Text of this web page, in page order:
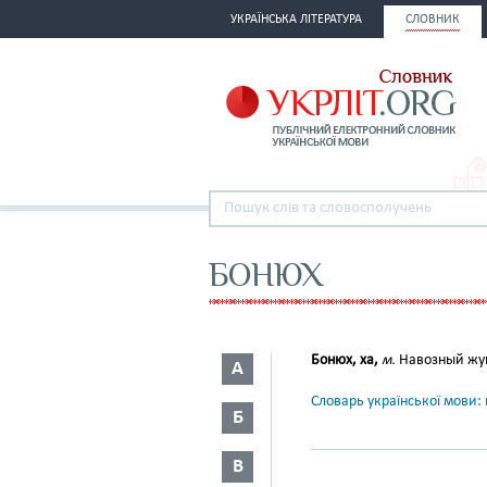
УКРАЇНСЬКА ЛІТЕРАТУРА СЛОВНИК
БОНЮХ
А
Б
В
Бонюх, ха, м. Навозный
Словарь української